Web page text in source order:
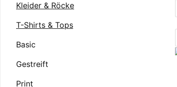
Kleider & Röcke
T-Shirts & Tops
Basic
Gestreift
Print